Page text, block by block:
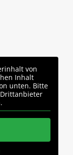
von
Inhalt
unten. Bitte